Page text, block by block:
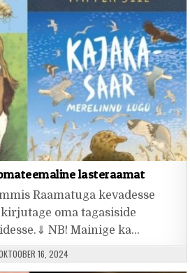
lasteraamat
Raamatuga kevadesse
oma tagasiside
NB! Mainige ka…
DATE:
16, 2024